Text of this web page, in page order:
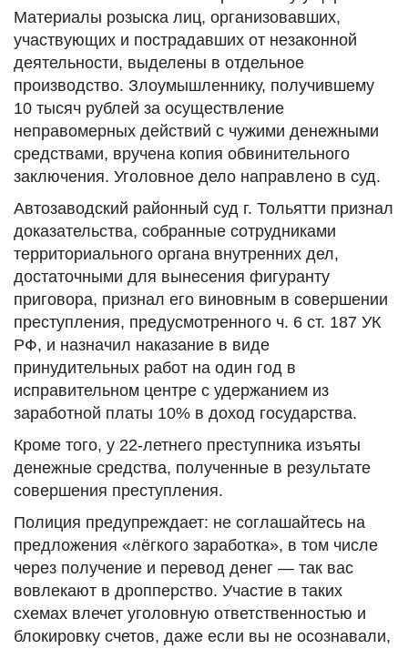
Материалы розыска лиц, организовавших,
участвующих и пострадавших от незаконной
деятельности, выделены в отдельное
производство. Злоумышленнику, получившему
10 тысяч рублей за осуществление
неправомерных действий с чужими денежными
средствами, вручена копия обвинительного
заключения. Уголовное дело направлено в суд.
Автозаводский районный суд г. Тольятти признал
доказательства, собранные сотрудниками
территориального органа внутренних дел,
достаточными для вынесения фигуранту
приговора, признал его виновным в совершении
преступления, предусмотренного ч. 6 ст. 187 УК
РФ, и назначил наказание в виде
принудительных работ на один год в
исправительном центре с удержанием из
заработной платы 10% в доход государства.
Кроме того, у 22-летнего преступника изъяты
денежные средства, полученные в результате
совершения преступления.
Полиция предупреждает: не соглашайтесь на
предложения «лёгкого заработка», в том числе
через получение и перевод денег — так вас
вовлекают в дропперство. Участие в таких
схемах влечет уголовную ответственностью и
блокировку счетов, даже если вы не осознавали,